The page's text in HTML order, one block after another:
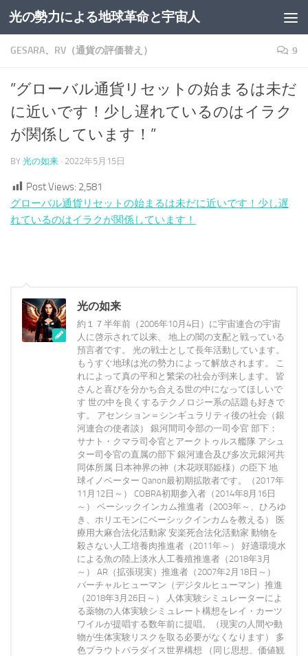
コンテンツへスキップ
光の勢力による地球革命と宇宙人
GESARA、RV（通貨の評価替え） 9
”グローバル通貨リセットの始まるは未だ
に近いです！少し遅れているのはイラク
が関係しています！”
BY 光の如来 · 2022年5月15日
Post Views: 2,581
グローバル通貨リセットの始まるは未だに近いです！少し遅
れているのはイラクが関係しています！
光の如来
約１７半年前（2006年10月4日）に宇宙連合の宇宙
人に啓示されて以来、 地上の闇の支配と戦っている
預言者です。 光の戦士として長年活動しています。
もうすぐ地球は光の勢力によって解放されます。 こ
れによって真の平和と繁栄の社会が到来します。 皆
さんと喜びを分かち合える世の中になってほしいで
す 世の中を良くするテクノロジー系の話題も好きで
す。 アセンション＝シンギュラリティ後の社会（銀
河連合の使者談） 銀河間司令部の一司令官 部下：
サナト・クマラ司令官とアークトゥルス艦隊 アシュ
ター司令官の直属の部下 銀河連合及び多次元銀河共
同体所属 日本神界の神（木花咲耶姫様）の臣下 地
球イノベーター Qanon最初期拡散者です。（2017年
11月12日～） COBRA初期参入者（2014年8月16日
～） ベーシックインカム推進者（2003年～、ひろゆ
き、ホリエモンにベーシックインカムを教える） 医
療用大麻合法化活動家 安楽死合法化活動家 動物を
殺さない人工培養肉推進者（2011年～） 好適環境水
による魚の陸上淡水人工養殖推進者（2018年3月
～） AR（拡張現実）推進者（2007年2月18日～）
バーチャルヒューマン（デジタルヒューマン）推進
（2018年3月26日～） 人体実験シミュレーターによ
る薬物の人体実験シミュレート構想をレイ・カーツ
ワイルが提唱する数年前に提唱。（現実の人間や動
物が生体実験リスクを取る必要がなくなります） 多
色プラウトパラダイス世界構想 （同じ思想、価値観